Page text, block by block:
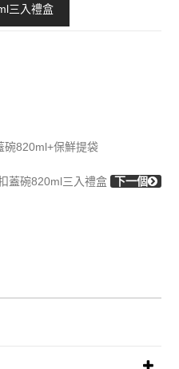
三入禮盒
碗820ml+保鮮提袋
蓋碗820ml三入禮盒 下一個